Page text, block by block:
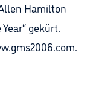
Hamilton
gekürt.